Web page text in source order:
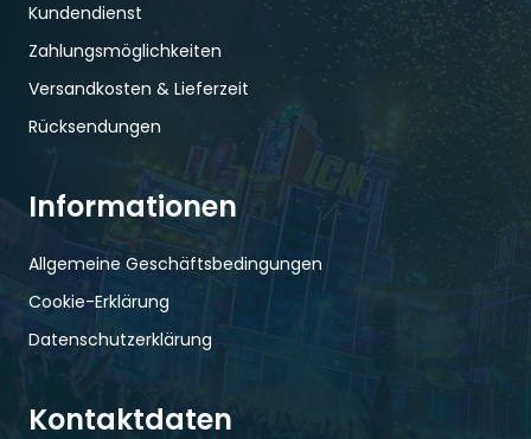
Kundendienst
Zahlungsmöglichkeiten
Versandkosten & Lieferzeit
Rücksendungen
Informationen
Allgemeine Geschäftsbedingungen
Cookie-Erklärung
Datenschutzerklärung
Kontaktdaten